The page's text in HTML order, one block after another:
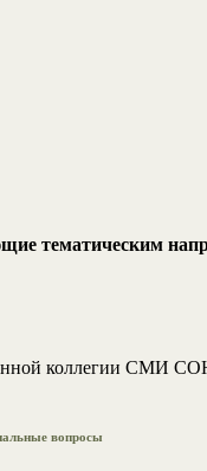
тематическим
коллегии СМИ
вопросы